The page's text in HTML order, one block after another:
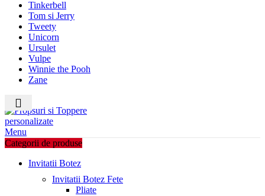
Tinkerbell
Tom si Jerry
Tweety
Unicorn
Ursulet
Vulpe
Winnie the Pooh
Zane
items
Menu
Categorii de produse
Invitatii Botez
Invitatii Botez Fete
Pliate